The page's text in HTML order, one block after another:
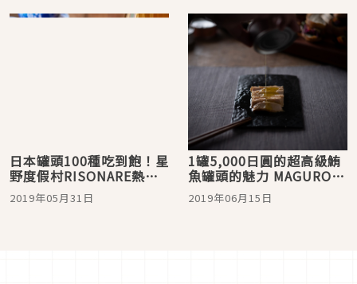
日本罐頭100種吃到飽！星
野度假村RISONARE熱海
CANCAN BEER GARDEN
2019年05月31日
1罐5,000日圓的超高級鮪
魚罐頭的魅力 MAGURO-
TORO BLACK LABEL
2019年06月15日